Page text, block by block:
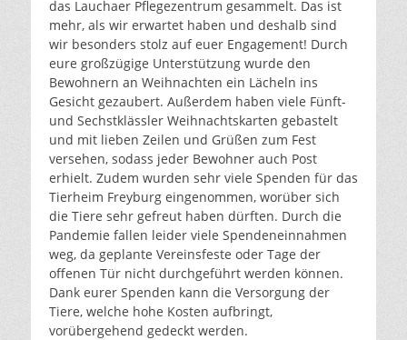
das Lauchaer Pflegezentrum gesammelt. Das ist
mehr, als wir erwartet haben und deshalb sind
wir besonders stolz auf euer Engagement! Durch
eure großzügige Unterstützung wurde den
Bewohnern an Weihnachten ein Lächeln ins
Gesicht gezaubert. Außerdem haben viele Fünft-
und Sechstklässler Weihnachtskarten gebastelt
und mit lieben Zeilen und Grüßen zum Fest
versehen, sodass jeder Bewohner auch Post
erhielt. Zudem wurden sehr viele Spenden für das
Tierheim Freyburg eingenommen, worüber sich
die Tiere sehr gefreut haben dürften. Durch die
Pandemie fallen leider viele Spendeneinnahmen
weg, da geplante Vereinsfeste oder Tage der
offenen Tür nicht durchgeführt werden können.
Dank eurer Spenden kann die Versorgung der
Tiere, welche hohe Kosten aufbringt,
vorübergehend gedeckt werden.